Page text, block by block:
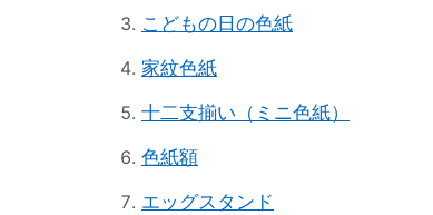
こどもの日の色紙
家紋色紙
十二支揃い（ミニ色紙）
色紙額
エッグスタンド